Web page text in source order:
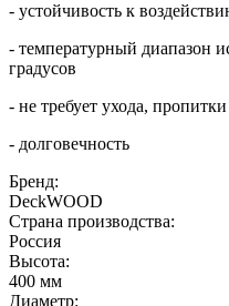
- устойчивость к
- температурный диапазон
градусов
- не требует ухода,
- долговечность
Бренд:
DeckWOOD
Страна производства:
Россия
Высота:
400 мм
Диаметр: